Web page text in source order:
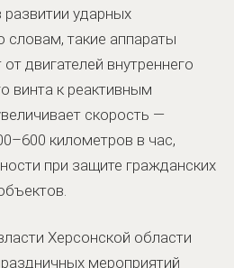
ударных
словам, такие аппараты
двигателей внутреннего
винта к реактивным
скорость —
километров в час,
при защите гражданских
Херсонской области
мероприятий